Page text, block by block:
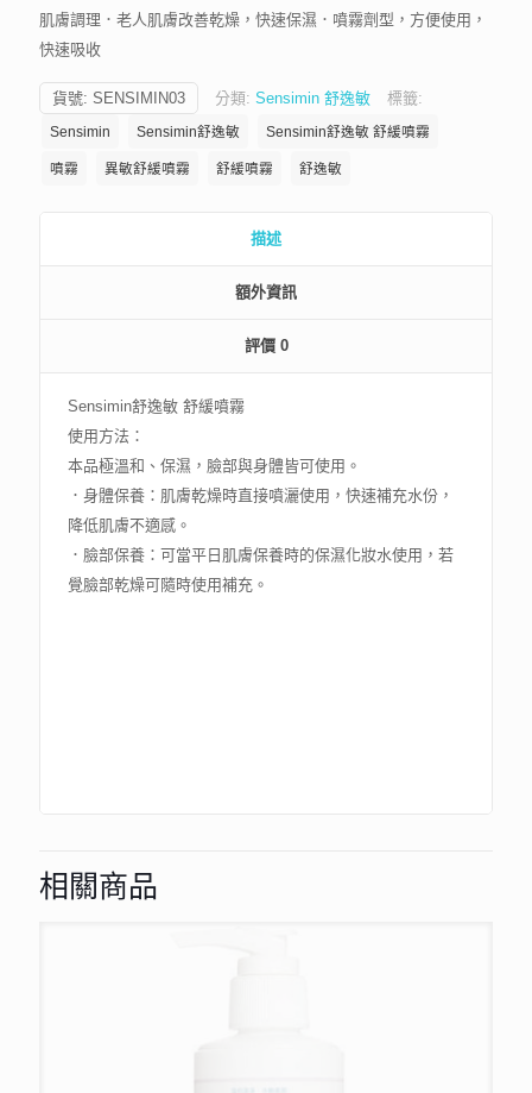
肌膚調理．老人肌膚改善乾燥，快速保濕．噴霧劑型，方便使用，
快速吸收
貨號: SENSIMIN03 分類: Sensimin 舒逸敏 標籤:
Sensimin Sensimin舒逸敏 Sensimin舒逸敏 舒緩噴霧
噴霧 異敏舒緩噴霧 舒緩噴霧 舒逸敏
描述
額外資訊
評價 0
Sensimin舒逸敏 舒緩噴霧
使用方法：
本品極溫和、保濕，臉部與身體皆可使用。
．身體保養：肌膚乾燥時直接噴灑使用，快速補充水份，
降低肌膚不適感。
．臉部保養：可當平日肌膚保養時的保濕化妝水使用，若
覺臉部乾燥可隨時使用補充。
相關商品